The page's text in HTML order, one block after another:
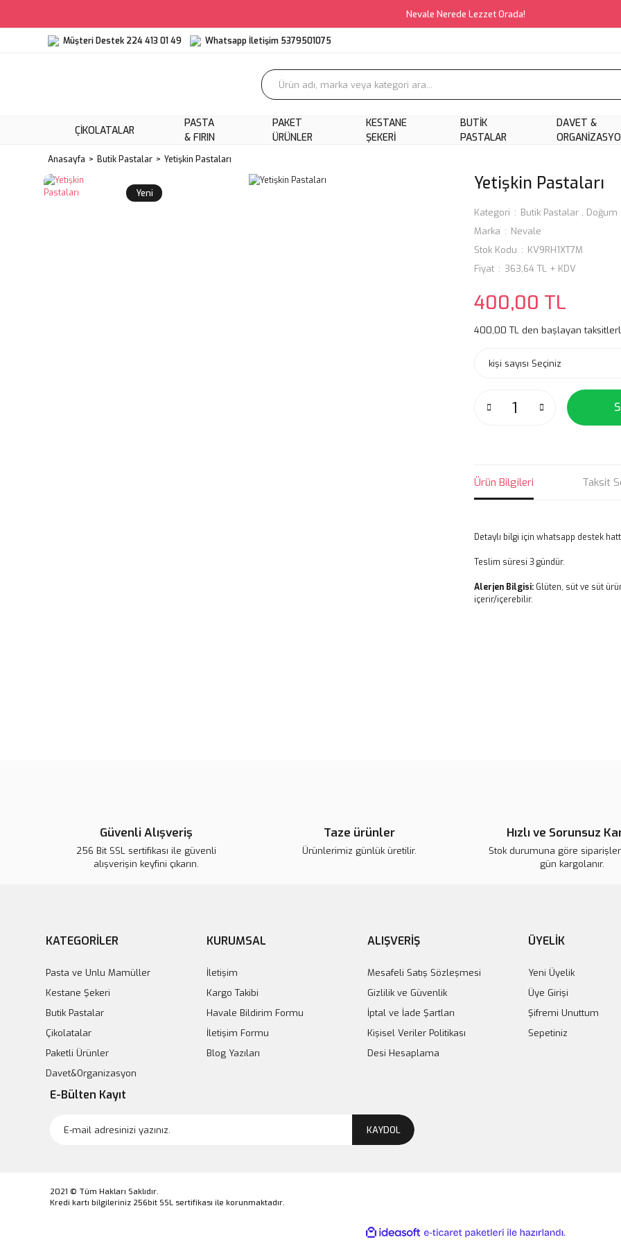
Nevale Nerede Lezzet Orada!
Müşteri Destek 224 413 01 49 Whatsapp İletişim 5379501075
ÇIKOLATALAR
PASTA
& FIRIN
PAKET
ÜRÜNLER
KESTANE
ŞEKERI
BUTIK
PASTALAR
DAVET &
Anasayfa Butik Pastalar Yetişkin Pastaları
Yeni Yetişkin Pastaları
Kategori Butik Pastalar , Doğum
Marka
Nevale
Stok Kodu
KV9RH1XT7M
Fiyat
363,64 TL + KDV
400,00 TL
400,00 TL den başlayan
Ürün Bilgileri Taksit
Detaylı bilgi için whatsapp destek
Teslim süresi 3 gündür.
Alerjen Bilgisi: Glüten, süt ve süt
içerir/içerebilir.
Güvenli Alışveriş
256 Bit SSL sertifikası ile güvenli
alışverişin keyfini çıkarın.
Taze ürünler
Ürünlerimiz günlük üretilir.
Hızlı ve Sorunsuz
Stok durumuna göre
gün kargolanır.
KATEGORİLER
Pasta ve Unlu Mamüller
Kestane Şekeri
Butik Pastalar
Çikolatalar
Paketli Ürünler
Davet&Organizasyon
KURUMSAL
İletişim
Kargo Takibi
Havale Bildirim Formu
İletişim Formu
Blog Yazıları
ALIŞVERİŞ
Mesafeli Satış Sözleşmesi
Gizlilik ve Güvenlik
İptal ve İade Şartları
Kişisel Veriler Politikası
Desi Hesaplama
ÜYELİK
Yeni Üyelik
Üye Girişi
Şifremi Unuttum
Sepetiniz
E-Bülten Kayıt
KAYDOL
2021 © Tüm Hakları Saklıdır.
Kredi kartı bilgileriniz 256bit SSL sertifikası ile korunmaktadır.
ideasoft
e-